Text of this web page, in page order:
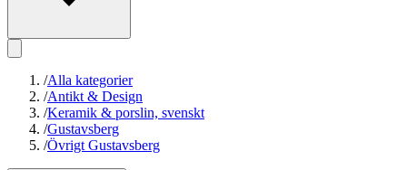
/Alla kategorier
/Antikt & Design
/Keramik & porslin, svenskt
/Gustavsberg
/Övrigt Gustavsberg